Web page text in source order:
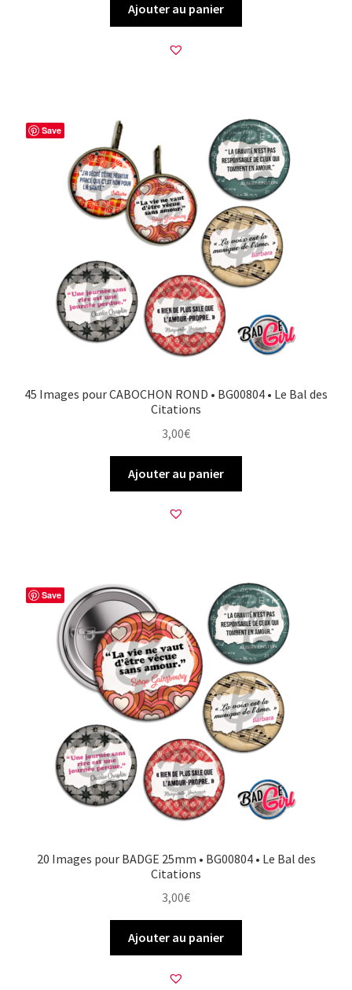
Ajouter au panier
Save
45 Images pour CABOCHON ROND • BG00804 • Le Bal des
Citations
3,00€
Ajouter au panier
Save
20 Images pour BADGE 25mm • BG00804 • Le Bal des
Citations
3,00€
Ajouter au panier